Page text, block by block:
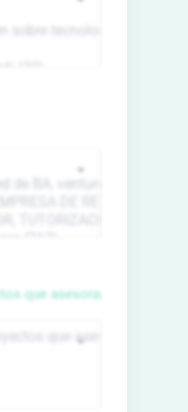
que asesora